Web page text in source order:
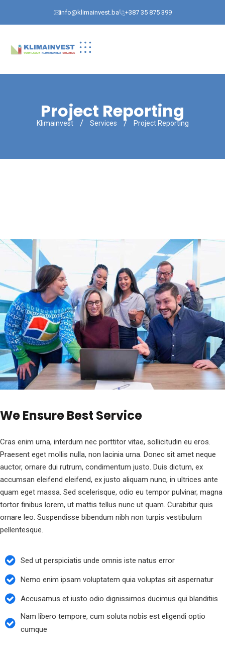
info@klimainvest.ba +387 35 875 399
Project Reporting
Klimainvest Services Project Reporting
We Ensure Best Service
Cras enim urna, interdum nec porttitor vitae, sollicitudin eu eros.
Praesent eget mollis nulla, non lacinia urna. Donec sit amet neque
auctor, ornare dui rutrum, condimentum justo. Duis dictum, ex
accumsan eleifend eleifend, ex justo aliquam nunc, in ultrices ante
quam eget massa. Sed scelerisque, odio eu tempor pulvinar, magna
tortor finibus lorem, ut mattis tellus nunc ut quam. Curabitur quis
ornare leo. Suspendisse bibendum nibh non turpis vestibulum
pellentesque.
Sed ut perspiciatis unde omnis iste natus error
Nemo enim ipsam voluptatem quia voluptas sit aspernatur
Accusamus et iusto odio dignissimos ducimus qui blanditiis
Nam libero tempore, cum soluta nobis est eligendi optio
cumque